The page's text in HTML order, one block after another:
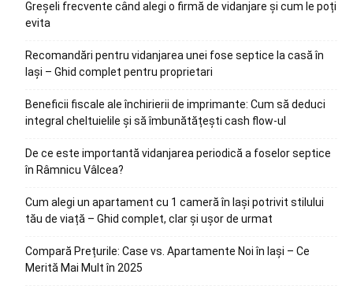
Greșeli frecvente când alegi o firmă de vidanjare și cum le poți
evita
Recomandări pentru vidanjarea unei fose septice la casă în
Iași – Ghid complet pentru proprietari
Beneficii fiscale ale închirierii de imprimante: Cum să deduci
integral cheltuielile și să îmbunătățești cash flow-ul
De ce este importantă vidanjarea periodică a foselor septice
în Râmnicu Vâlcea?
Cum alegi un apartament cu 1 cameră în Iași potrivit stilului
tău de viață – Ghid complet, clar și ușor de urmat
Compară Prețurile: Case vs. Apartamente Noi în Iași – Ce
Merită Mai Mult în 2025